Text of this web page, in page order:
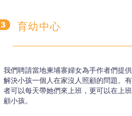
3 育幼中心
我們聘請當地柬埔寨婦女為手作者們提
解決小孩一個人在家沒人照顧的問題。
者可以每天帶她們來上班，更可以在上
顧小孩。